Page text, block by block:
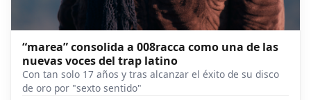
“marea” consolida a 008racca como una de las
nuevas voces del trap latino
Con tan solo 17 años y tras alcanzar el éxito de su disco
de oro por "sexto sentido"